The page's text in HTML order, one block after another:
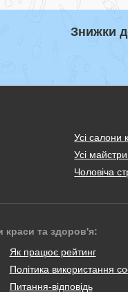
Знижки
Усі салони
Усі
Чоловіча
краси та здоров'я:
Як працює рейтинг
Політика використання
Питання-відповідь